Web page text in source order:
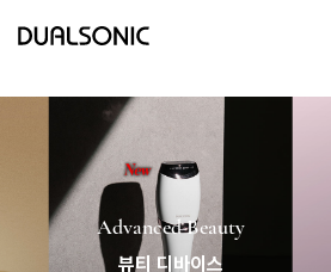
최근 검색어
프로페셔널
최근 본 상품
Beauty
뷰티루틴
나의 첫번째 피부습관, 듀얼소
제품 보기
Advanced Beauty
뷰티 디바이스